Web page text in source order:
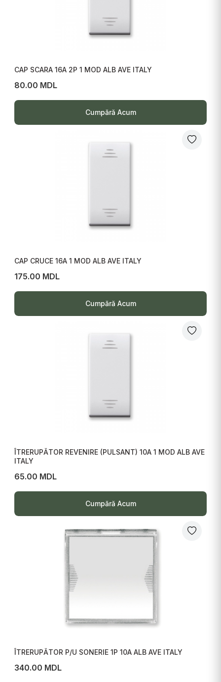
CAP SCARA 16A 2P 1 MOD ALB AVE ITALY
80.00 MDL
Cumpără Acum
CAP CRUCE 16A 1 MOD ALB AVE ITALY
175.00 MDL
Cumpără Acum
ÎTRERUPĂTOR REVENIRE (PULSANT) 10A 1 MOD ALB AVE
ITALY
65.00 MDL
Cumpără Acum
ÎTRERUPĂTOR P/U SONERIE 1P 10A ALB AVE ITALY
340.00 MDL